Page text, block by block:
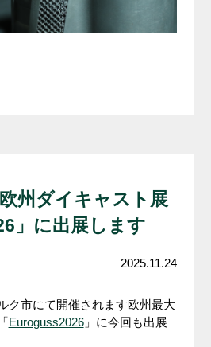
欧州ダイキャスト展
」に出展します
2025.11.24
ク市にて開催されます欧州最大
Euroguss2026」に今回も出展